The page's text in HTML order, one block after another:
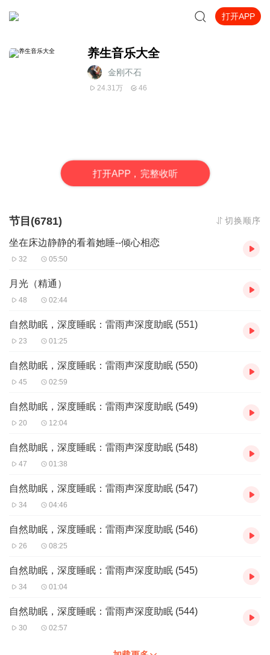
打开APP
养生音乐大全
金刚不石
24.31万 46
打开APP，完整收听
节目(6781) 切换顺序
坐在床边静静的看着她睡--倾心相恋
32 05:50
月光（精通）
48 02:44
自然助眠，深度睡眠：雷雨声深度助眠 (551)
23 01:25
自然助眠，深度睡眠：雷雨声深度助眠 (550)
45 02:59
自然助眠，深度睡眠：雷雨声深度助眠 (549)
20 12:04
自然助眠，深度睡眠：雷雨声深度助眠 (548)
47 01:38
自然助眠，深度睡眠：雷雨声深度助眠 (547)
34 04:46
自然助眠，深度睡眠：雷雨声深度助眠 (546)
26 08:25
自然助眠，深度睡眠：雷雨声深度助眠 (545)
34 01:04
自然助眠，深度睡眠：雷雨声深度助眠 (544)
30 02:57